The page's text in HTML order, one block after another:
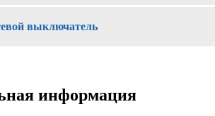
выключатель
информация